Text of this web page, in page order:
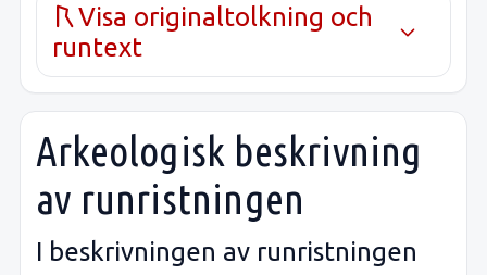
Visa originaltolkning och
runtext
Arkeologisk beskrivning
av runristningen
I beskrivningen av runristningen